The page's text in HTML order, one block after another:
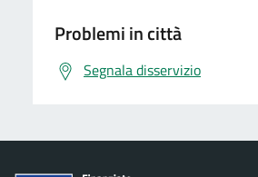
Problemi in città
Segnala disservizio